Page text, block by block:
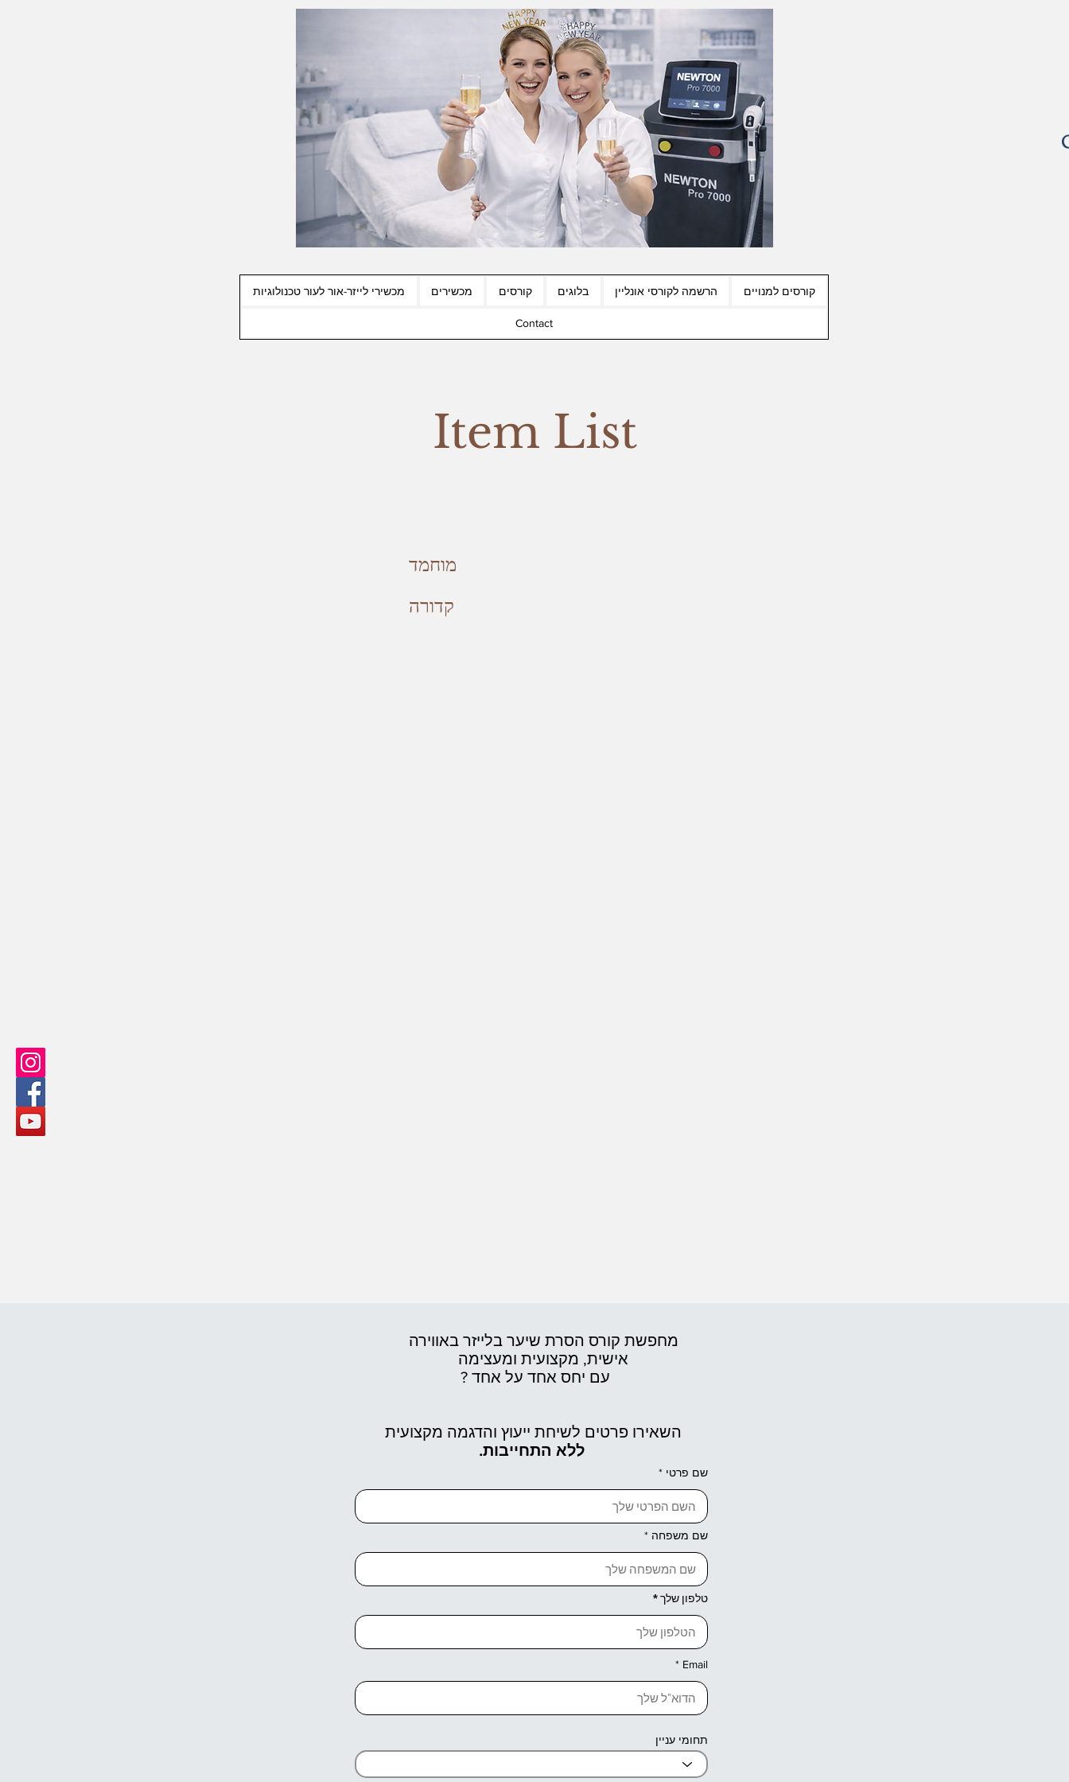
מכשירי לייזר-אור לעור טכנולוגיות מכשירים קורסים בלוגים הרשמה לקורסי אונליין קורסים למנויים
Contact
Item List
קדורה
מוחמד
מחפשת קורס הסרת שיער בלייזר באווירה
אישית, מקצועית ומעצימה
עם יחס אחד על אחד ?
השאירו פרטים לשיחת ייעוץ והדגמה מקצועית
ללא התחייבות.
שם פרטי
שם משפחה
טלפון שלך
Email
תחומי עניין